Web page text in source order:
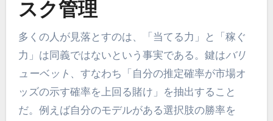
スク管理
多くの人が見落とすのは、「当てる力」と「稼ぐ
力」は同義ではないという事実である。鍵はバリ
ューベット
、すなわち「自分の推定確率が市場オ
ッズの示す確率を上回る賭け」を抽出すること
だ。例えば自分のモデルがある選択肢の勝率を